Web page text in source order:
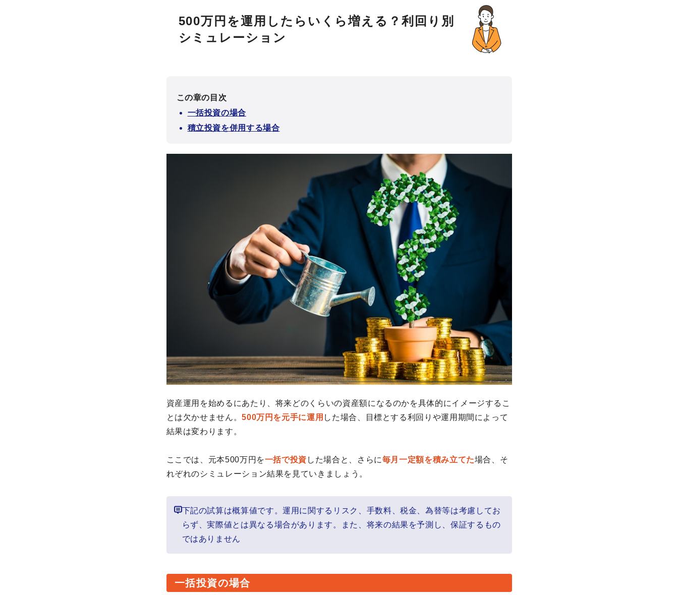
500万円を運用したらいくら増える？利回り別
シミュレーション
この章の目次
一括投資の場合
積立投資を併用する場合
資産運用を始めるにあたり、将来どのくらいの資産額になるのかを具体的にイメージするこ
とは欠かせません。500万円を元手に運用 した場合、目標とする利回りや運用期間によって
結果は変わります。
ここでは、元本500万円を一括で投資 した場合と、さらに毎月一定額を積み立てた場合、そ
れぞれのシミュレーション結果を見ていきましょう。
下記の試算は概算値です。運用に関するリスク、手数料、税金、為替等は考慮してお
らず、実際値とは異なる場合があります。また、将来の結果を予測し、保証するもの
ではありません
一括投資の場合